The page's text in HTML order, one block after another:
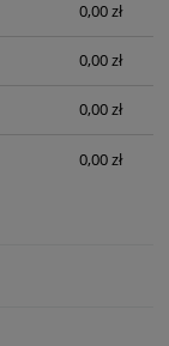
0,00 zł
0,00 zł
0,00 zł
0,00 zł